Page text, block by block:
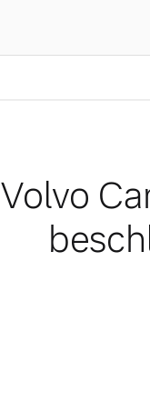
Volvo